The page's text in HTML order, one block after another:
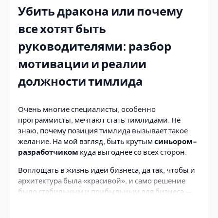
минус: человек, отдавший приказ, считает, что это
его заслуга :). Но это уже ваш выбор: хотите жить в
беспорядке или достаньте метлу и приберите все
сами.
Дискуссия - процесс
руководства
процесс руководства. Решил, что такой важный
момент требует отдельного абзаца, потому что это
один из моих любимых инструментов. "В споре
рождается истина!" Поэтому не воспринимайте в
штыки моменты, когда вам возражают, а
управляйте дискуссией.
В ходе дискуссии можно найти неординарное
Убить дракона или почему
все хотят быть
руководителями: разбор
мотивации и реалии
должности тимлида
Очень многие специалисты, особенно
программисты, мечтают стать тимлидами. Не
знаю, почему позиция тимлида вызывает такое
желание. На мой взгляд, быть крутым синьором-
разработчиком куда выгоднее со всех сторон.
Воплощать в жизнь идеи бизнеса, да так, чтобы и
архитектура была «красивой», и само решение
было стабильным и прибыльным для бизнеса —